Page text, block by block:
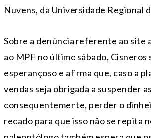
Nuvens, da Universidade Regional
Sobre a denúncia referente ao site
ao MPF no último sábado, Cisneros
esperançoso e afirma que, caso a
vendas seja obrigada a suspender
consequentemente, perder o
recado para que isso não se repita